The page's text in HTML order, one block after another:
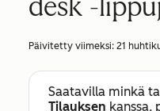
desk -
Päivitetty viimeksi: 21
Saatavilla minkä
Tilauksen kanssa,